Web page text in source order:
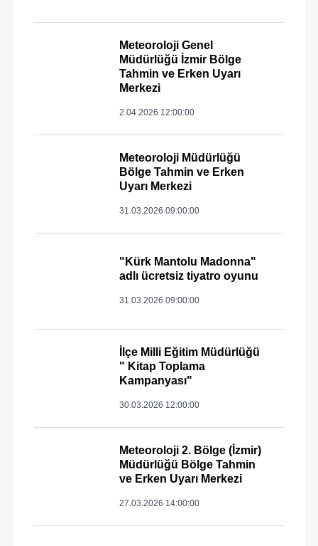
Meteoroloji Genel
Müdürlüğü İzmir Bölge
Tahmin ve Erken Uyarı
Merkezi
2.04.2026 12:00:00
Meteoroloji Müdürlüğü
Bölge Tahmin ve Erken
Uyarı Merkezi
31.03.2026 09:00:00
"Kürk Mantolu Madonna"
adlı ücretsiz tiyatro oyunu
31.03.2026 09:00:00
İlçe Milli Eğitim Müdürlüğü
" Kitap Toplama
Kampanyası"
30.03.2026 12:00:00
Meteoroloji 2. Bölge (İzmir)
Müdürlüğü Bölge Tahmin
ve Erken Uyarı Merkezi
27.03.2026 14:00:00